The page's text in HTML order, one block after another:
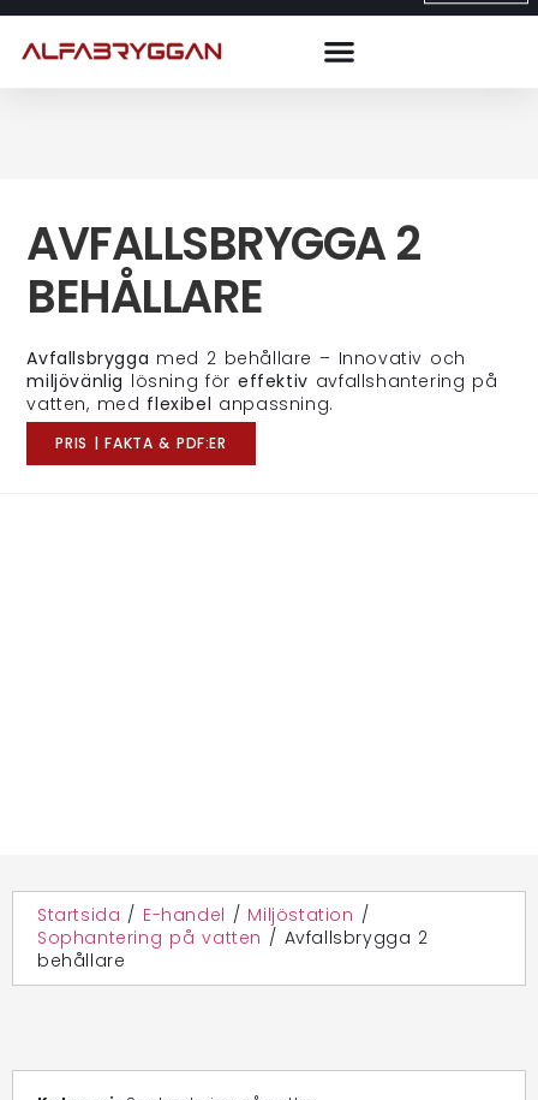
AVFALLSBRYGGA 2
BEHÅLLARE
Avfallsbrygga med 2 behållare – Innovativ och
miljövänlig lösning för effektiv avfallshantering på
vatten, med flexibel anpassning.
PRIS | FAKTA & PDF:ER
Startsida / E-handel / Miljöstation /
Sophantering på vatten / Avfallsbrygga 2
behållare